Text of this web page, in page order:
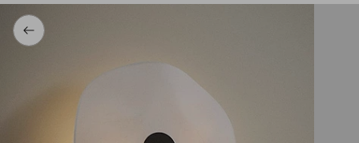
Produkten
Zurück